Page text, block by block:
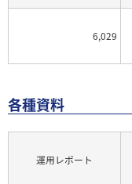
6,029
各種資料
運用レポート